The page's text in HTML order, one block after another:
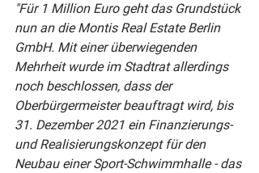
"Für 1 Million Euro geht das Grundstück
nun an die Montis Real Estate Berlin
GmbH. Mit einer überwiegenden
Mehrheit wurde im Stadtrat allerdings
noch beschlossen, dass der
Oberbürgermeister beauftragt wird, bis
31. Dezember 2021 ein Finanzierungs-
und Realisierungskonzept für den
Neubau einer Sport-Schwimmhalle - das